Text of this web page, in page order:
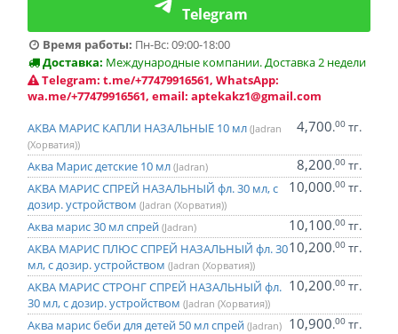
Telegram
Время работы: Пн-Вс: 09:00-18:00
Доставка: Международные компании. Доставка 2 недели
Telegram: t.me/+77479916561, WhatsApp:
wa.me/+77479916561, email: aptekakz1@gmail.com
АКВА МАРИС КАПЛИ НАЗАЛЬНЫЕ 10 мл (Jadran
(Хорватия))
4,700.00 тг.
Аква Марис детские 10 мл (Jadran) 8,200.00 тг.
АКВА МАРИС СПРЕЙ НАЗАЛЬНЫЙ фл. 30 мл, с
дозир. устройством (Jadran (Хорватия))
10,000.00 тг.
Аква марис 30 мл спрей (Jadran) 10,100.00 тг.
АКВА МАРИС ПЛЮС СПРЕЙ НАЗАЛЬНЫЙ фл. 30
мл, с дозир. устройством (Jadran (Хорватия))
10,200.00 тг.
АКВА МАРИС СТРОНГ СПРЕЙ НАЗАЛЬНЫЙ фл.
30 мл, с дозир. устройством (Jadran (Хорватия))
10,200.00 тг.
Аква марис беби для детей 50 мл спрей (Jadran) 10,900.00 тг.